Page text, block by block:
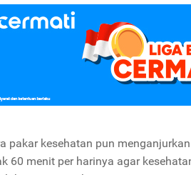
pakar kesehatan pun
60 menit per harinya agar